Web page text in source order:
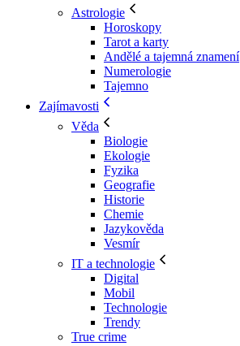
Astrologie
Horoskopy
Tarot a karty
Andělé a tajemná znamení
Numerologie
Tajemno
Zajímavosti
Věda
Biologie
Ekologie
Fyzika
Geografie
Historie
Chemie
Jazykověda
Vesmír
IT a technologie
Digital
Mobil
Technologie
Trendy
True crime